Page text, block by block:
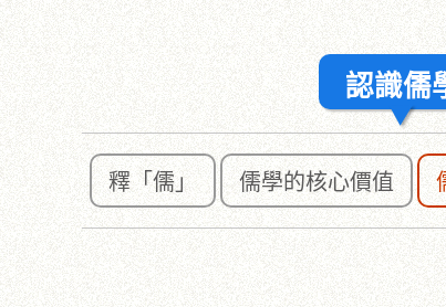
區
塊
認識儒
釋「儒」 儒學的核心價值